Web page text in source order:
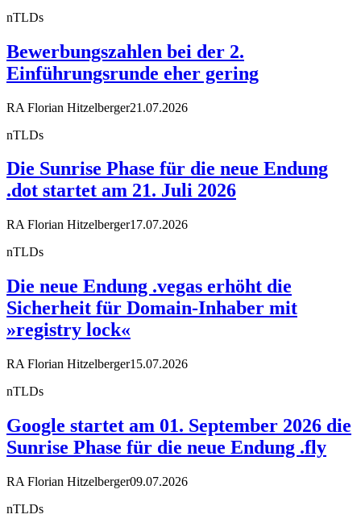
nTLDs
Bewerbungszahlen bei der 2.
Einführungsrunde eher gering
RA Florian Hitzelberger21.07.2026
nTLDs
Die Sunrise Phase für die neue Endung
.dot startet am 21. Juli 2026
RA Florian Hitzelberger17.07.2026
nTLDs
Die neue Endung .vegas erhöht die
Sicherheit für Domain-Inhaber mit
»registry lock«
RA Florian Hitzelberger15.07.2026
nTLDs
Google startet am 01. September 2026 die
Sunrise Phase für die neue Endung .fly
RA Florian Hitzelberger09.07.2026
nTLDs